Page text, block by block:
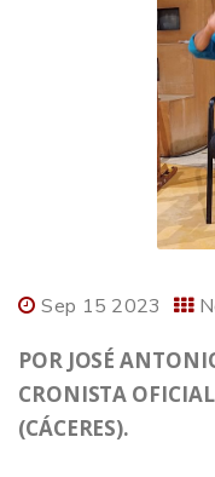
Sep 15 2023
POR JOSÉ
CRONISTA
(CÁCERES).